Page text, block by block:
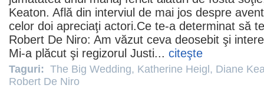
Keaton. Află din interviul de mai jos despre
celor doi apreciaţi actori.Ce te-a determinat să
Robert De Niro: Am văzut ceva deosebit şi
Mi-a plăcut şi regizorul Justi... citeşte
Taguri: The Big Wedding, Katherine Heigl , Diane
Robert De Niro